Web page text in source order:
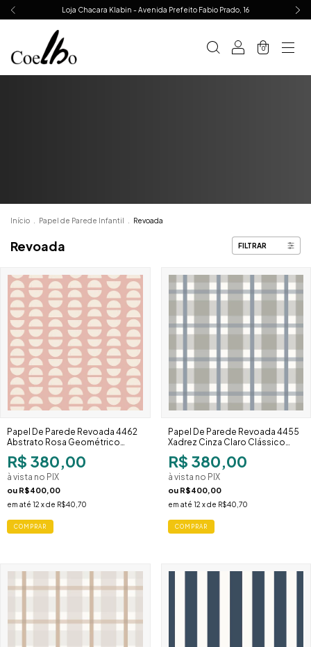
Loja Chacara Klabin - Avenida Prefeito Fabio Prado, 16
0
Início Papel de Parede Infantil Revoada
Revoada FILTRAR
Papel De Parede Revoada 4462
Abstrato Rosa Geométrico
Delicado
R$ 380,00
à vista no PIX
ou R$400,00
em até 12 x de R$40,70
Papel De Parede Revoada 4455
Xadrez Cinza Claro Clássico
Neutro
R$ 380,00
à vista no PIX
ou R$400,00
em até 12 x de R$40,70